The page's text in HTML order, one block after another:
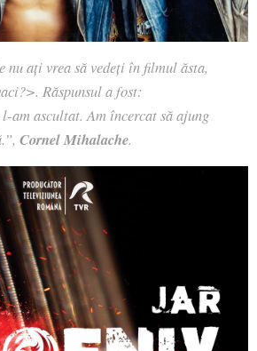
nu ați vrea să vedeți în filmul ăsta,
Răspunsul a fost:
am ascultat. Am încercat să ajung
Cornel Mihalache.